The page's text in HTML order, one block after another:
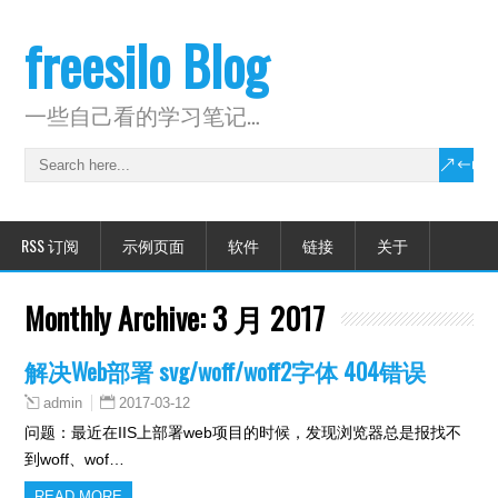
freesilo Blog
一些自己看的学习笔记…
RSS 订阅 示例页面 软件 链接 关于
Monthly Archive:3 月 2017
解决Web部署 svg/woff/woff2字体 404错误
admin 2017-03-12
问题：最近在IIS上部署web项目的时候，发现浏览器总是报找不
到woff、wof…